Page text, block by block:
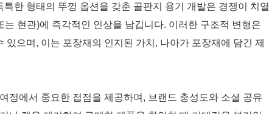
한 형태의 뚜껑 옵션을 갖춘 골판지 용기 개발은 경쟁이 치열
현관)에 즉각적인 인상을 남깁니다. 이러한 구조적 변형은
으며, 이는 포장재의 인지된 가치, 나아가 포장재에 담긴 제
정에서 중요한 접점을 제공하며, 브랜드 충성도와 소셜 공유